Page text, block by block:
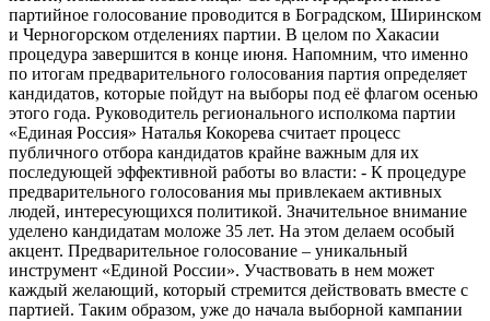
партийное голосование проводится в Боградском, Ширинском
и Черногорском отделениях партии. В целом по Хакасии
процедура завершится в конце июня. Напомним, что именно
по итогам предварительного голосования партия определяет
кандидатов, которые пойдут на выборы под её флагом осенью
этого года. Руководитель регионального исполкома партии
«Единая Россия» Наталья Кокорева считает процесс
публичного отбора кандидатов крайне важным для их
последующей эффективной работы во власти: - К процедуре
предварительного голосования мы привлекаем активных
людей, интересующихся политикой. Значительное внимание
уделено кандидатам моложе 35 лет. На этом делаем особый
акцент. Предварительное голосование – уникальный
инструмент «Единой России». Участвовать в нем может
каждый желающий, который стремится действовать вместе с
партией. Таким образом, уже до начала выборной кампании